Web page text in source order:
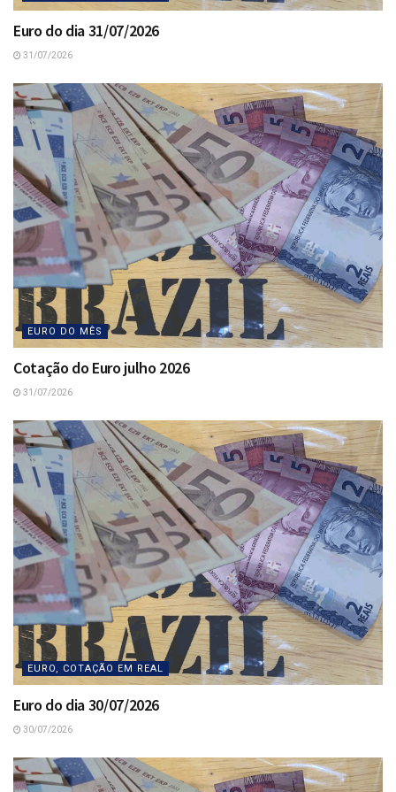
Euro do dia 31/07/2026
31/07/2026
EURO DO MÊS
Cotação do Euro julho 2026
31/07/2026
EURO, COTAÇÃO EM REAL
Euro do dia 30/07/2026
30/07/2026